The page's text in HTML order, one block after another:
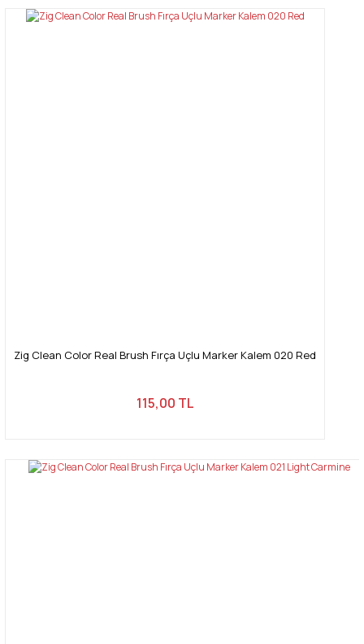
Zig Clean Color Real Brush Fırça Uçlu Marker Kalem 020 Red
115,00 TL